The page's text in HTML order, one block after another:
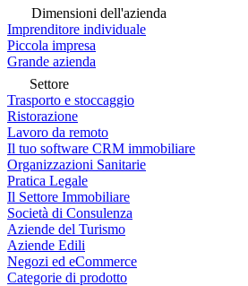
Dimensioni dell'azienda
Imprenditore individuale
Piccola impresa
Grande azienda
Settore
Trasporto e stoccaggio
Ristorazione
Lavoro da remoto
Il tuo software CRM immobiliare
Organizzazioni Sanitarie
Pratica Legale
Il Settore Immobiliare
Società di Consulenza
Aziende del Turismo
Aziende Edili
Negozi ed eCommerce
Categorie di prodotto